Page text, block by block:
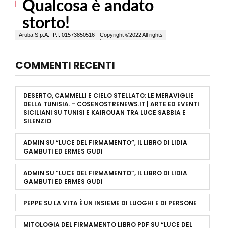
COMMENTI RECENTI
DESERTO, CAMMELLI E CIELO STELLATO: LE MERAVIGLIE
DELLA TUNISIA. - COSENOSTRENEWS.IT | ARTE ED EVENTI
SICILIANI SU TUNISI E KAIROUAN TRA LUCE SABBIA E
SILENZIO
ADMIN SU “LUCE DEL FIRMAMENTO”, IL LIBRO DI LIDIA
GAMBUTI ED ERMES GUDI
ADMIN SU “LUCE DEL FIRMAMENTO”, IL LIBRO DI LIDIA
GAMBUTI ED ERMES GUDI
PEPPE SU LA VITA È UN INSIEME DI LUOGHI E DI PERSONE
MITOLOGIA DEL FIRMAMENTO LIBRO PDF SU “LUCE DEL